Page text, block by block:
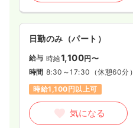
日勤のみ（パート）
給与 時給1,100円〜
時間 8:30～17:30 （休憩60分）
時給1,100円以上可
気になる